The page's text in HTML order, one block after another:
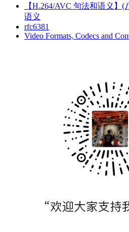
【H.264/AVC 句法和语义】
语义
rfc6381
Video Formats, Codecs and